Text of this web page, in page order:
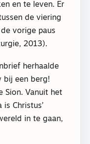
en te leven. Er
de viering
vorige paus
2013).
herhaalde
bij een berg!
Sion. Vanuit het
Christus’
in te gaan,